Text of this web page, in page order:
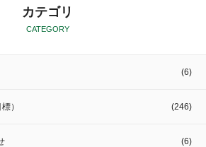
カテゴリ
CATEGORY
(6)
） (246)
(6)